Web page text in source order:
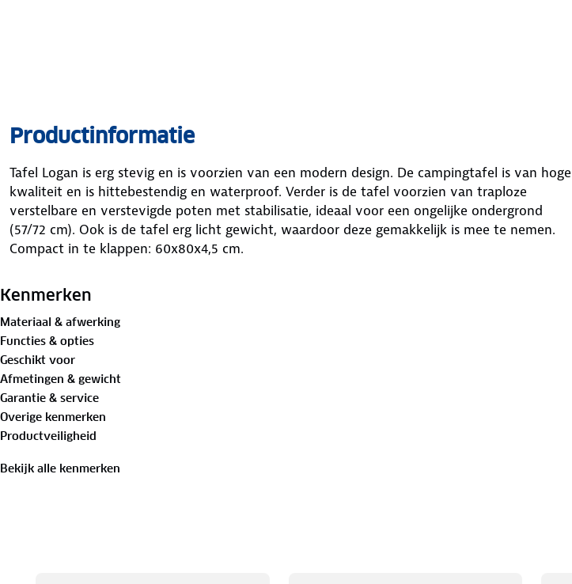
Productinformatie
Tafel Logan is erg stevig en is voorzien van een modern design. De campingtafel is van hoge
kwaliteit en is hittebestendig en waterproof. Verder is de tafel voorzien van traploze
verstelbare en verstevigde poten met stabilisatie, ideaal voor een ongelijke ondergrond
(57/72 cm). Ook is de tafel erg licht gewicht, waardoor deze gemakkelijk is mee te nemen.
Compact in te klappen: 60x80x4,5 cm.
Kenmerken
Materiaal & afwerking
Functies & opties
Geschikt voor
Afmetingen & gewicht
Garantie & service
Overige kenmerken
Productveiligheid
Bekijk alle kenmerken